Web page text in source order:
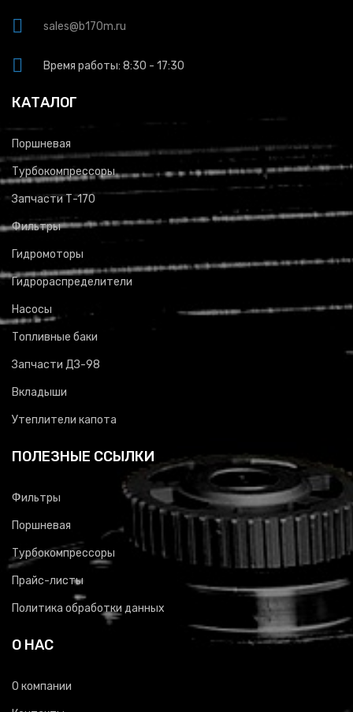
sales@b170m.ru
Время работы: 8:30 - 17:30
КАТАЛОГ
Поршневая
Турбокомпрессоры
Запчасти Т-170
Фильтры
Гидромоторы
Гидрораспределители
Насосы
Топливные баки
Запчасти ДЗ-98
Вкладыши
Утеплители капота
ПОЛЕЗНЫЕ ССЫЛКИ
Фильтры
Поршневая
Турбокомпрессоры
Прайс-листы
Политика обработки данных
О НАС
О компании